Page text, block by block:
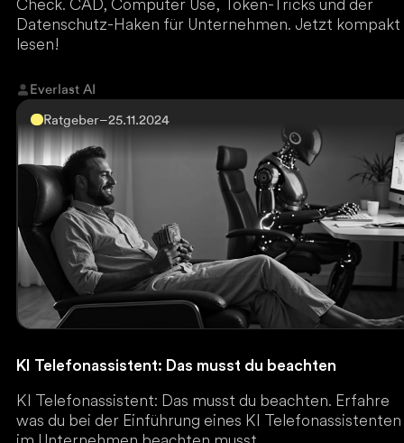
Check. CAD, Computer Use, Token-Tricks und der
Datenschutz-Haken für Unternehmen. Jetzt kompakt
lesen!
Everlast AI
Ratgeber–25.11.2024
KI Telefonassistent: Das musst du beachten
KI Telefonassistent: Das musst du beachten. Erfahre
was du bei der Einführung eines KI Telefonassistenten